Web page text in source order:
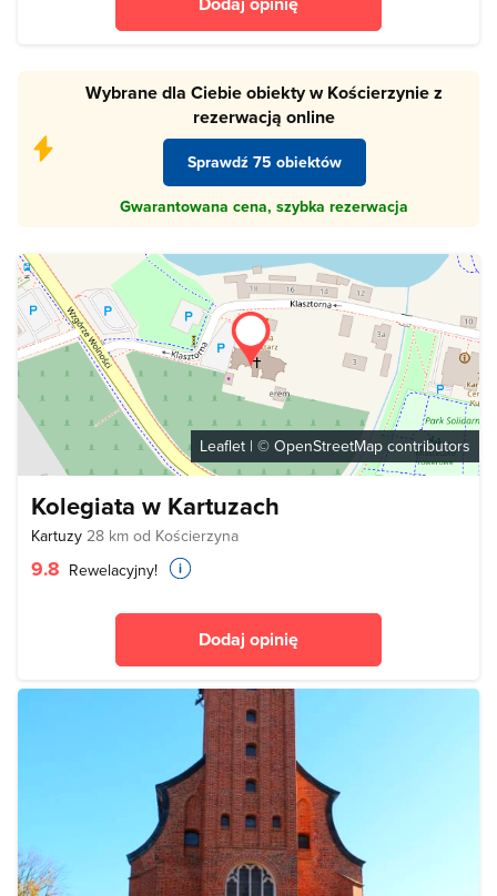
Wybrane dla Ciebie obiekty w Kościerzynie z
rezerwacją online
Sprawdź 75 obiektów
Gwarantowana cena, szybka rezerwacja
Leaflet | © OpenStreetMap contributors
Kolegiata w Kartuzach
Kartuzy 28 km od Kościerzyna
9.8 Rewelacyjny!
Dodaj opinię